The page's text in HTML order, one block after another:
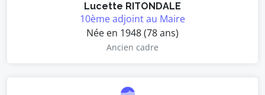
Lucette RITONDALE
10ème adjoint au Maire
Née en 1948 (78 ans)
Ancien cadre